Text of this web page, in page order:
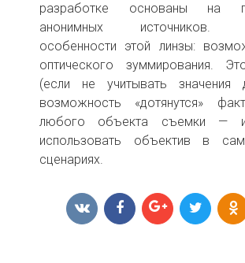
разработке основаны на
анонимных источников.
особенности этой линзы:
оптического зуммирования.
(если не учитывать значения
возможность «дотянутся»
любого объекта съемки — и
использовать объектив в
сценариях.